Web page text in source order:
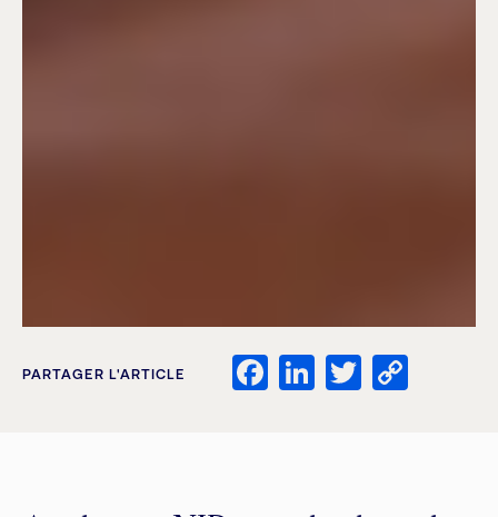
PARTAGER L'ARTICLE Facebook
LinkedIn
Twitter